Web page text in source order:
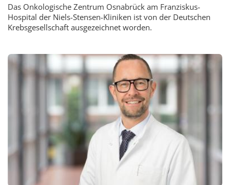
Das Onkologische Zentrum Osnabrück am Franziskus-
Hospital der Niels-Stensen-Kliniken ist von der Deutschen
Krebsgesellschaft ausgezeichnet worden.